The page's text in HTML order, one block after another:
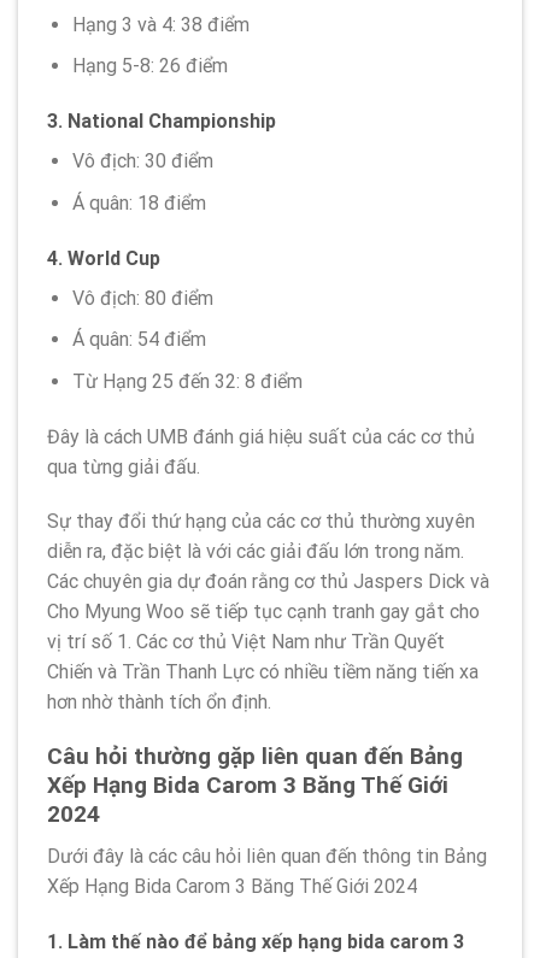
Hạng 3 và 4: 38 điểm
Hạng 5-8: 26 điểm
3. National Championship
Vô địch: 30 điểm
Á quân: 18 điểm
4. World Cup
Vô địch: 80 điểm
Á quân: 54 điểm
Từ Hạng 25 đến 32: 8 điểm
Đây là cách UMB đánh giá hiệu suất của các cơ thủ
qua từng giải đấu.
Sự thay đổi thứ hạng của các cơ thủ thường xuyên
diễn ra, đặc biệt là với các giải đấu lớn trong năm.
Các chuyên gia dự đoán rằng cơ thủ Jaspers Dick và
Cho Myung Woo sẽ tiếp tục cạnh tranh gay gắt cho
vị trí số 1. Các cơ thủ Việt Nam như Trần Quyết
Chiến và Trần Thanh Lực có nhiều tiềm năng tiến xa
hơn nhờ thành tích ổn định.
Câu hỏi thường gặp liên quan đến Bảng
Xếp Hạng Bida Carom 3 Băng Thế Giới
2024
Dưới đây là các câu hỏi liên quan đến thông tin Bảng
Xếp Hạng Bida Carom 3 Băng Thế Giới 2024
1. Làm thế nào để bảng xếp hạng bida carom 3